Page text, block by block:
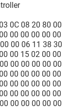
0C 08 20 80 00
00 00 00 00 00
00 06 11 38 30
00 15 02 00 00
00 00 00 00 00
00 00 00 00 00
00 00 00 00 00
00 00 00 00 00
00 00 00 00 00